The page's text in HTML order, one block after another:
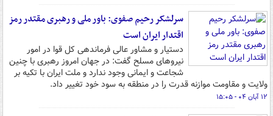
سرلشکر رحیم صفوی: باور ملی و رهبری مقتدر رمز
اقتدار ایران است
دستیار و مشاور عالی فرماندهی کل قوا در امور
نیروهای مسلح گفت: در جهان امروز رهبری با چنین
شجاعت و ایمانی وجود ندارد و ملت ایران با تکیه بر
ولایت و مقاومت موازنه قدرت را در منطقه به سود خود تغییر داد.
۱۲ آبان ۰۴ - ۱۵:۰۵